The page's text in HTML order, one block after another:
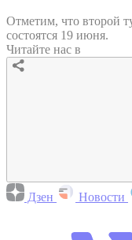
Отметим, что второй
состоятся 19 июня.
Читайте нас в
Дзен Новости